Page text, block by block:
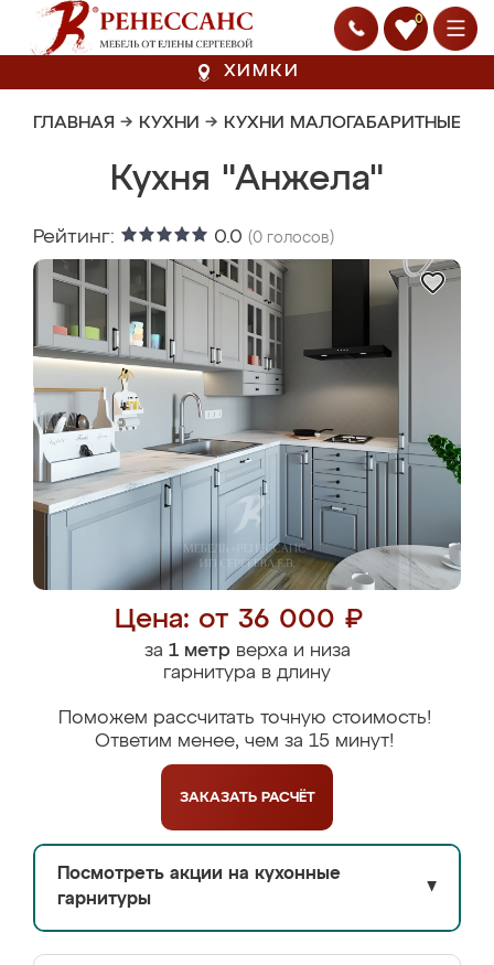
0
ХИМКИ
ГЛАВНАЯ → КУХНИ → КУХНИ МАЛОГАБАРИТНЫЕ
Кухня "Анжела"
Рейтинг: 0.0 (0 голосов)
Цена: от 36 000 ₽
за 1 метрверха и низа
гарнитура в длину
Поможем рассчитать точную стоимость!
Ответим менее, чем за 15 минут!
ЗАКАЗАТЬ РАСЧЁТ
Посмотреть акции на кухонные
гарнитуры
▼